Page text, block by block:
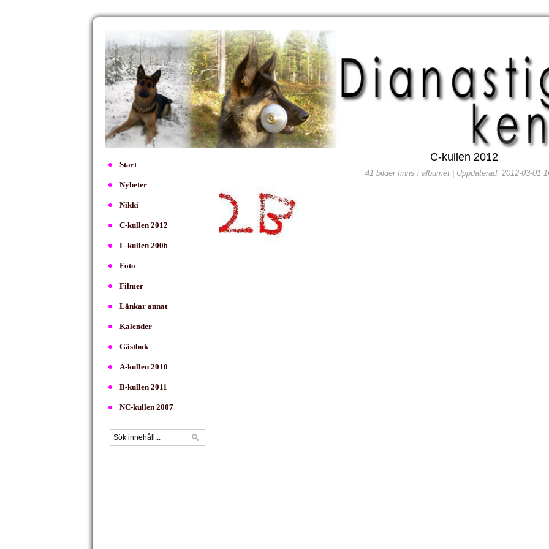
Start
Nyheter
Nikki
C-kullen 2012
L-kullen 2006
Foto
Filmer
Länkar annat
Kalender
Gästbok
A-kullen 2010
B-kullen 2011
NC-kullen 2007
C-kullen 2012
41 bilder finns i albumet | Uppdaterad: 2012-03-01